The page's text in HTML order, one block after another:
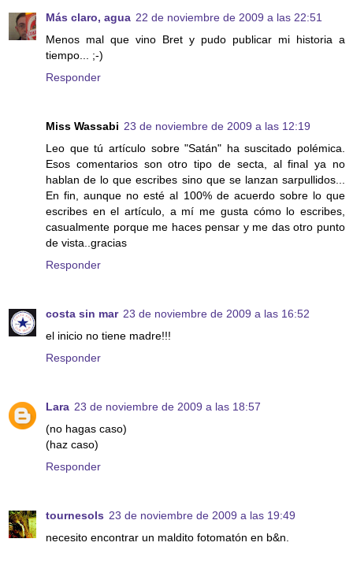
Más claro, agua 22 de noviembre de 2009 a las 22:51
Menos mal que vino Bret y pudo publicar mi historia a
tiempo... ;-)
Responder
Miss Wassabi 23 de noviembre de 2009 a las 12:19
Leo que tú artículo sobre "Satán" ha suscitado polémica.
Esos comentarios son otro tipo de secta, al final ya no
hablan de lo que escribes sino que se lanzan sarpullidos...
En fin, aunque no esté al 100% de acuerdo sobre lo que
escribes en el artículo, a mí me gusta cómo lo escribes,
casualmente porque me haces pensar y me das otro punto
de vista..gracias
Responder
costa sin mar 23 de noviembre de 2009 a las 16:52
el inicio no tiene madre!!!
Responder
Lara 23 de noviembre de 2009 a las 18:57
(no hagas caso)
(haz caso)
Responder
tournesols 23 de noviembre de 2009 a las 19:49
necesito encontrar un maldito fotomatón en b&n.